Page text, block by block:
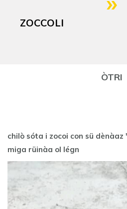
ZOCCOLI
ÒTRI
chilò sóta i zocoi con sü
miga rüinàa ol légn